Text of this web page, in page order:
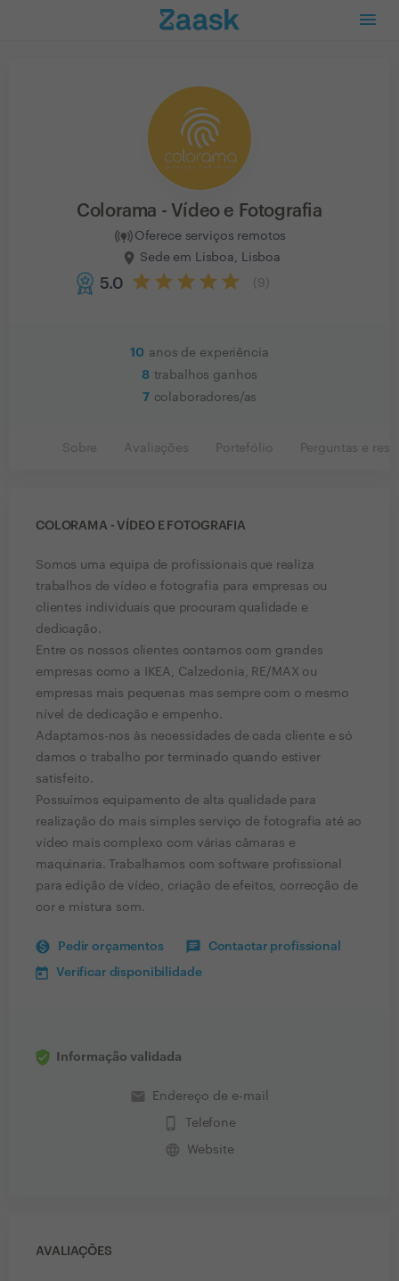
Colorama - Vídeo e Fotografia
Oferece serviços remotos
Sede em Lisboa, Lisboa
5.0 9
10 anos de experiência
8 trabalhos ganhos
7 colaboradores/as
Sobre Avaliações Portefólio Perguntas e
COLORAMA - VÍDEO E FOTOGRAFIA
Somos uma equipa de profissionais que realiza
trabalhos de vídeo e fotografia para empresas ou
clientes individuais que procuram qualidade e
dedicação.
Entre os nossos clientes contamos com grandes
empresas como a IKEA, Calzedonia, RE/MAX ou
empresas mais pequenas mas sempre com o mesmo
nível de dedicação e empenho.
Adaptamos-nos às necessidades de cada cliente e só
damos o trabalho por terminado quando estiver
satisfeito.
Possuímos equipamento de alta qualidade para
realização do mais simples serviço de fotografia até ao
vídeo mais complexo com várias câmaras e
maquinaria. Trabalhamos com software profissional
para edição de vídeo, criação de efeitos, correcção de
cor e mistura som.
Pedir orçamentos Contactar profissional
Verificar disponibilidade
Informação validada
email Endereço de e-mail
phone_iphone Telefone
language Website
AVALIAÇÕES